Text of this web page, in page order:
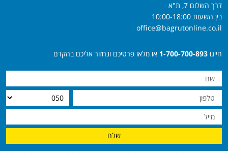
דרך השלום 7, ת"א
בין השעות 10:00-18:00
office@bagrutonline.co.il
חייגו 1-700-700-893 או מלאו פרטיכם ונחזור אליכם בהקדם
שלח